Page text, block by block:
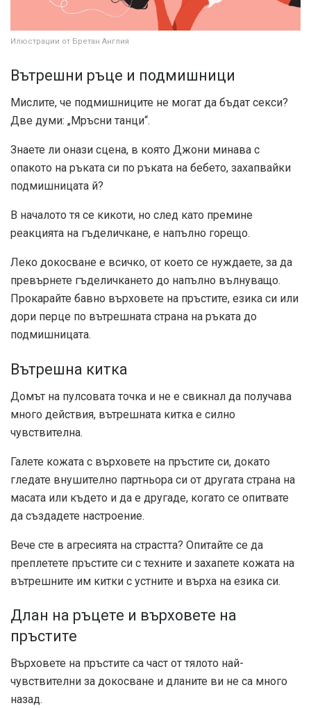
Илюстрации от Бретан Англия
Вътрешни ръце и подмишници
Мислите, че подмишниците не могат да бъдат секси?
Две думи: „Мръсни танци“.
Знаете ли онази сцена, в която Джони минава с
опакото на ръката си по ръката на бебето, захапвайки
подмишницата й?
В началото тя се кикоти, но след като премине
реакцията на гъделичкане, е напълно горещо.
Леко докосване е всичко, от което се нуждаете, за да
превърнете гъделичкането до напълно вълнуващо.
Прокарайте бавно върховете на пръстите, езика си или
дори перце по вътрешната страна на ръката до
подмишницата.
Вътрешна китка
Домът на пулсовата точка и не е свикнал да получава
много действия, вътрешната китка е силно
чувствителна.
Галете кожата с върховете на пръстите си, докато
гледате внушително партньора си от другата страна на
масата или където и да е другаде, когато се опитвате
да създадете настроение.
Вече сте в агресията на страстта? Опитайте се да
преплетете пръстите си с техните и захапете кожата на
вътрешните им китки с устните и върха на езика си.
Длан на ръцете и върховете на
пръстите
Върховете на пръстите са част от тялото най-
чувствителни за докосване и дланите ви не са много
назад.